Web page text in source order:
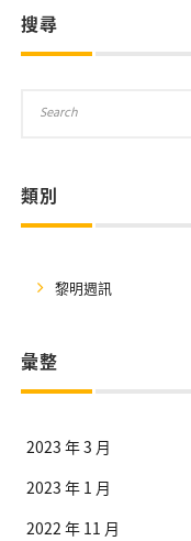
搜尋
類別
黎明週訊
彙整
2023 年 3 月
2023 年 1 月
2022 年 11 月